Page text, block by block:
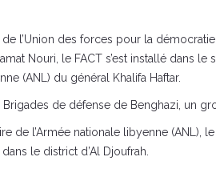
l’Union des forces pour la
Nouri, le FACT s’est installé dans
(ANL) du général Khalifa Haftar.
de défense de Benghazi, un
de l’Armée nationale libyenne
le district d’Al Djoufrah.